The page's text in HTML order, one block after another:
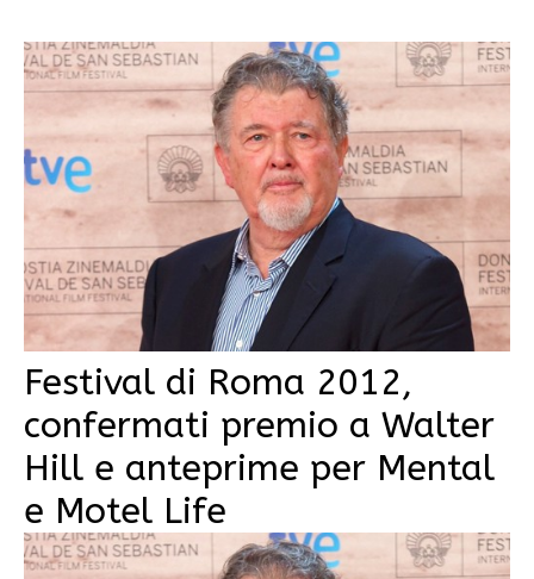
Festival di Roma 2012,
confermati premio a Walter
Hill e anteprime per Mental
e Motel Life